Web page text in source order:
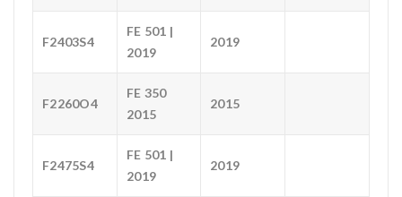
F2403S4
FE 501 |
2019
2019
F2260O4
FE 350
2015
2015
F2475S4
FE 501 |
2019
2019